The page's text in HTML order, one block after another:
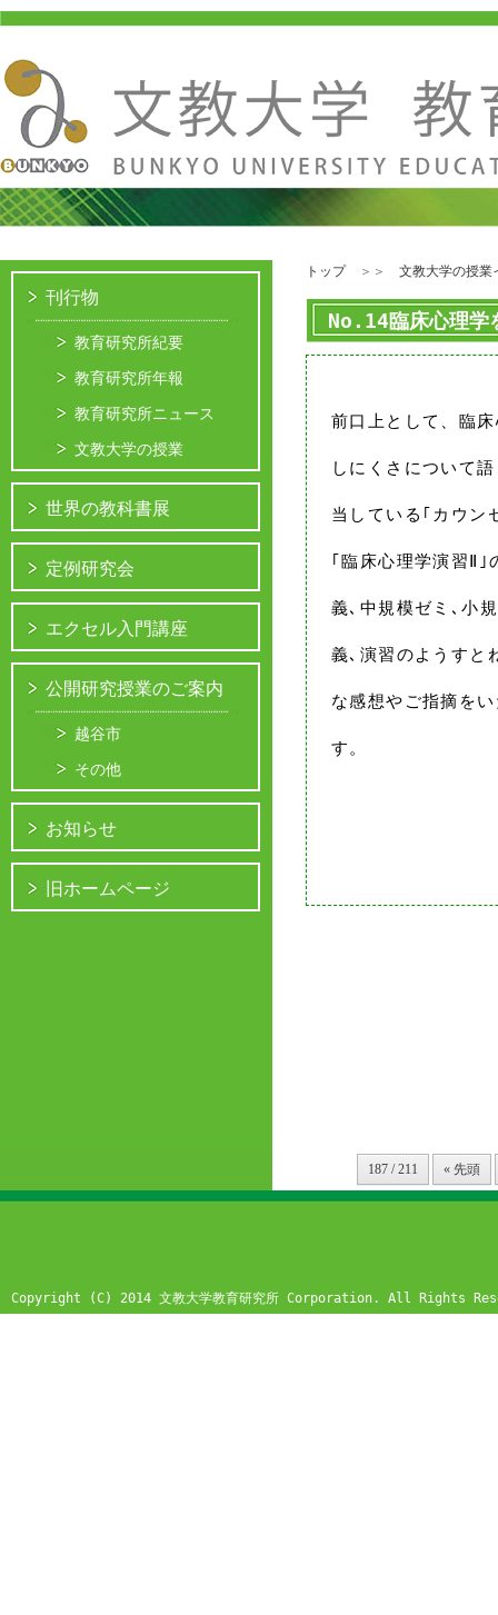
刊行物
教育研究所紀要
教育研究所年報
教育研究所ニュース
文教大学の授業
世界の教科書展
定例研究会
エクセル入門講座
公開研究授業のご案内
越谷市
その他
お知らせ
旧ホームページ
トップ＞＞ 文教大学の授業
No.14臨床心理学
前口上として、臨
しにくさについて
当している｢カウン
｢臨床心理学演習Ⅱ｣
義､中規模ゼミ､小
義､演習のようすと
な感想やご指摘を
す。
187 / 211 « 先頭
Copyright (C) 2014 文教大学教育研究所 Corporation. All Rights